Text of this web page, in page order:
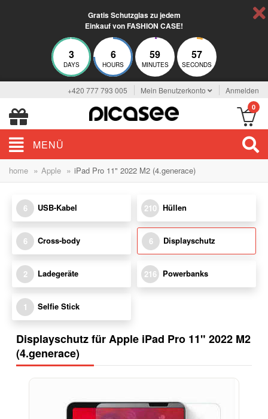
Gratis Schutzglas zu jedem
Einkauf von FASHION CASE!
3
DAYS
6
HOURS
59
MINUTES
57
SECONDS
+420 777 793 005 Mein Benutzerkonto Anmelden
0
MENÜ
home » Apple » iPad Pro 11" 2022 M2 (4.generace)
6 USB-Kabel 210 Hüllen
6 Cross-body 6 Displayschutz
2 Ladegeräte 216 Powerbanks
1 Selfie Stick
Displayschutz für Apple iPad Pro 11" 2022 M2
(4.generace)